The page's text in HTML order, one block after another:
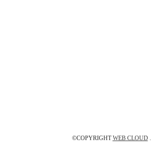
©COPYRIGHTWEB CLOUD.